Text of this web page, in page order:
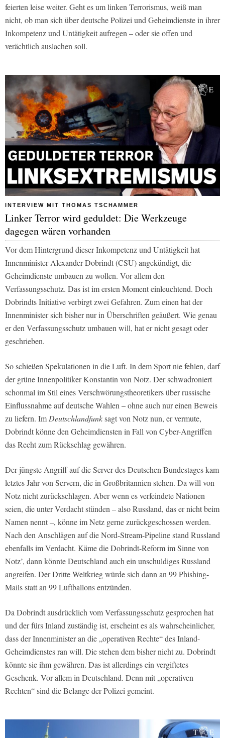
feierten leise weiter. Geht es um linken Terrorismus, weiß man
nicht, ob man sich über deutsche Polizei und Geheimdienste in ihrer
Inkompetenz und Untätigkeit aufregen – oder sie offen und
verächtlich auslachen soll.
INTERVIEW MIT THOMAS TSCHAMMER
Linker Terror wird geduldet: Die Werkzeuge
dagegen wären vorhanden
Vor dem Hintergrund dieser Inkompetenz und Untätigkeit hat
Innenminister Alexander Dobrindt (CSU) angekündigt, die
Geheimdienste umbauen zu wollen. Vor allem den
Verfassungsschutz. Das ist im ersten Moment einleuchtend. Doch
Dobrindts Initiative verbirgt zwei Gefahren. Zum einen hat der
Innenminister sich bisher nur in Überschriften geäußert. Wie genau
er den Verfassungsschutz umbauen will, hat er nicht gesagt oder
geschrieben.
So schießen Spekulationen in die Luft. In dem Sport nie fehlen, darf
der grüne Innenpolitiker Konstantin von Notz. Der schwadroniert
schonmal im Stil eines Verschwörungstheoretikers über russische
Einflussnahme auf deutsche Wahlen – ohne auch nur einen Beweis
zu liefern. ImDeutschlandfunksagt von Notz nun, er vermute,
Dobrindt könne den Geheimdiensten in Fall von Cyber-Angriffen
das Recht zum Rückschlag gewähren.
Der jüngste Angriff auf die Server des Deutschen Bundestages kam
letztes Jahr von Servern, die in Großbritannien stehen. Da will von
Notz nicht zurückschlagen. Aber wenn es verfeindete Nationen
seien, die unter Verdacht stünden – also Russland, das er nicht beim
Namen nennt –, könne im Netz gerne zurückgeschossen werden.
Nach den Anschlägen auf die Nord-Stream-Pipeline stand Russland
ebenfalls im Verdacht. Käme die Dobrindt-Reform im Sinne von
Notz’, dann könnte Deutschland auch ein unschuldiges Russland
angreifen. Der Dritte Weltkrieg würde sich dann an 99 Phishing-
Mails statt an 99 Luftballons entzünden.
Da Dobrindt ausdrücklich vom Verfassungsschutz gesprochen hat
und der fürs Inland zuständig ist, erscheint es als wahrscheinlicher,
dass der Innenminister an die „operativen Rechte“ des Inland-
Geheimdienstes ran will. Die stehen dem bisher nicht zu. Dobrindt
könnte sie ihm gewähren. Das ist allerdings ein vergiftetes
Geschenk. Vor allem in Deutschland. Denn mit „operativen
Rechten“ sind die Belange der Polizei gemeint.